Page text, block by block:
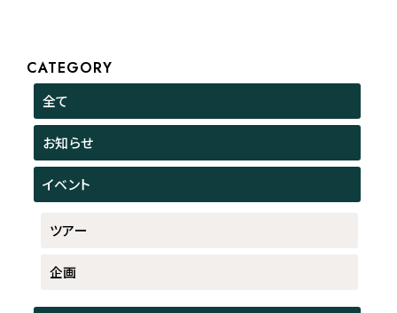
CATEGORY
全て
お知らせ
イベント
ツアー
企画